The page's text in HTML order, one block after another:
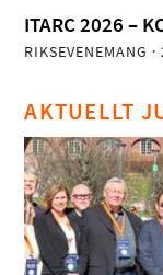
ITARC 2026 –
RIKSEVENEMANG
AKTUELLT